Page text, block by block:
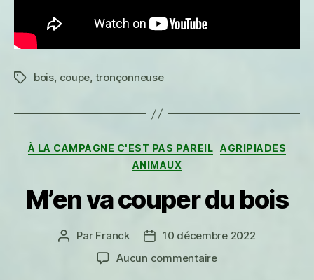
Étiquettes
bois, coupe, tronçonneuse
Catégories
À LA CAMPAGNE C'EST PAS PAREIL AGRIPIADES
ANIMAUX
M’en va couper du bois
Auteur
Par Franck
Date10 décembre 2022
Aucun commentairesur